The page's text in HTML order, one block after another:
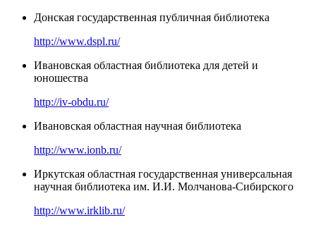
Донская государственная публичная библиотека
http://www.dspl.ru/
Ивановская областная библиотека для детей и
юношества
http://iv-obdu.ru/
Ивановская областная научная библиотека
http://www.ionb.ru/
Иркутская областная государственная универсальная
научная библиотека им. И.И. Молчанова-Сибирского
http://www.irklib.ru/